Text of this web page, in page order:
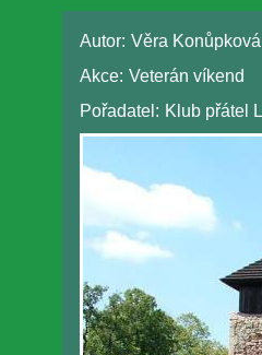
Autor: Věra Konůpková
Akce: Veterán víkend
Pořadatel: Klub přátel